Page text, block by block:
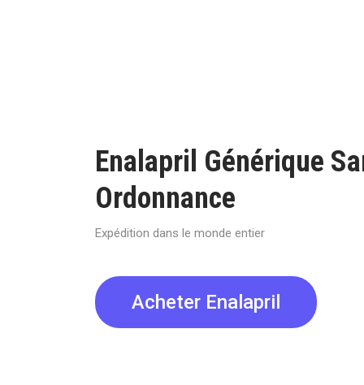
Enalapril Générique
Ordonnance
Expédition dans le monde entier
Acheter Enalapril